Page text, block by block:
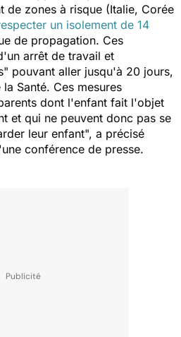
de zones à risque (Italie, Corée
un isolement de 14
de propagation. Ces
arrêt de travail et
" pouvant aller jusqu'à 20 jours,
Santé. Ces mesures
dont l'enfant fait l'objet
et qui ne peuvent donc pas se
leur enfant", a précisé
conférence de presse.